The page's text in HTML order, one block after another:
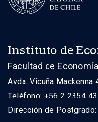
Instituto de
Facultad de
Avda. Vicuña Mackenna
Teléfono: +56 2 2354
Dirección de